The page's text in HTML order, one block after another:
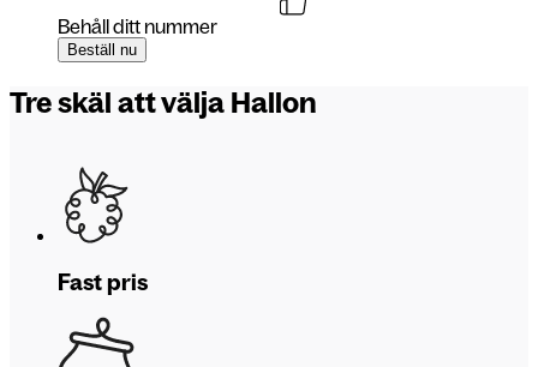
Behåll ditt nummer
Beställ nu
Tre skäl att välja Hallon
Fast pris